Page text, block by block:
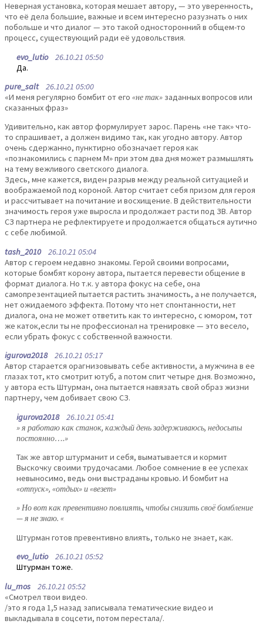
Неверная установка, которая мешает автору, — это уверенность,
что её дела большие, важные и всем интересно разузнать о них
побольше и что диалог — это такой односторонний в общем-то
процесс, существующий ради её удовольствия.
evo_lutio26.10.21 05:50
Да.
pure_salt26.10.21 05:00
«И меня регулярно бомбит от его «не так» заданных вопросов или
сказанных фраз»
Удивительно, как автор формулирует зарос. Парень «не так» что-
то спрашивает, а должен видимо так, как угодно автору. Автор
очень сдержанно, пунктирно обозначает героя как
«познакомились с парнем М» при этом два дня может размышлять
на тему вежливого светского диалога.
Здесь, мне кажется, виден разрыв между реальной ситуацией и
воображаемой под короной. Автор считает себя призом для героя
и рассчитывает на почитание и восхищение. В действительности
значимость героя уже выросла и продолжает расти под ЗВ. Автор
СЗ партнера не рефлектируете и продолжается общаться аутично
с себе любимой.
tash_201026.10.21 05:04
Автор с героем недавно знакомы. Герой своими вопросами,
которые бомбят корону автора, пытается перевести общение в
формат диалога. Но т.к. у автора фокус на себе, она
самопрезентацией пытается растить значимость, а не получается,
нет ожидаемого эффекта. Потому что нет спонтанности, нет
диалога, она не может ответить как то интересно, с юмором, тот
же каток,если ты не профессионал на тренировке — это весело,
если убрать фокус с собственной важности.
igurova201826.10.21 05:17
Автор старается орагнизовывать себе активности, а мужчина в ее
глазах тот, кто смотрит ютуб, а потом спит четыре дня. Возможно,
у автора есть Штурман, она пытается навязать свой образ жизни
партнеру, чем добивает свою СЗ.
igurova201826.10.21 05:41
» я работаю как станок, каждый день задерживаюсь, недосыпы
постоянно….»
Так же автор штурманит и себя, выматывается и кормит
Выскочку своими трудочасами. Любое сомнение в ее успехах
невыносимо, ведь они выстраданы кровью. И бомбит на
«отпуск», «отдых» и «везет»
» Но вот как превентивно повлиять, чтобы снизить своё бомбление
— я не знаю. «
Штурман готов превентивно влиять, только не знает, как.
evo_lutio26.10.21 05:52
Штурман тоже.
lu_mos 26.10.21 05:52
«Смотрел твои видео.
/это я года 1,5 назад записывала тематические видео и
выкладывала в соцсети, потом перестала/.